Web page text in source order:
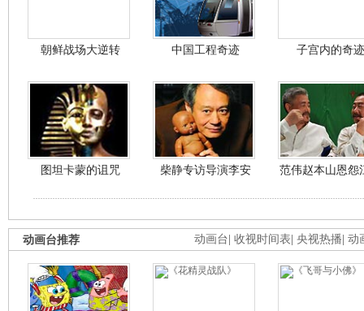
朝鲜战场大逆转 中国工程奇迹 子宫内的奇迹
图坦卡蒙的诅咒 柴静专访导演李安 范伟赵本山恩怨
动画台 收视时间表 央视热播 动
动画台推荐